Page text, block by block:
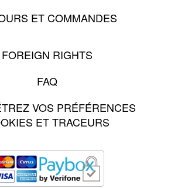
ET COMMANDES
FOREIGN RIGHTS
FAQ
VOS PRÉFÉRENCES
ET TRACEURS